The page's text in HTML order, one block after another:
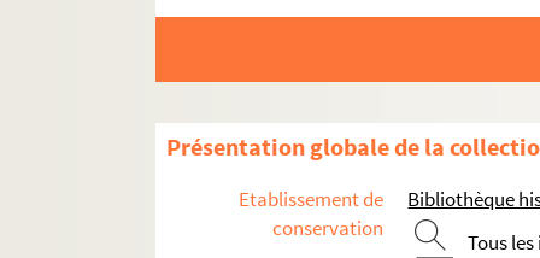
Présentation globale de la
Etablissement de
conservation
Bibliothèque
Tous
Paillard, Henri
Pansu, Michel
Pantel, Monique
Pardailhan, Philippe de